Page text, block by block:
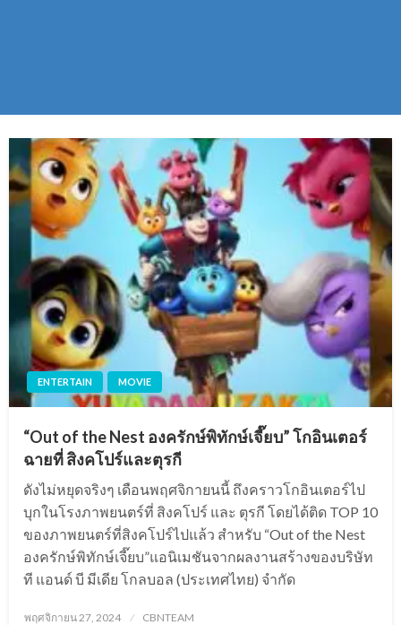
ENTERTAIN MOVIE
“Out of the Nest องครักษ์พิทักษ์เจี๊ยบ” โกอินเตอร์
ฉายที่ สิงคโปร์และตุรกี
ดังไม่หยุดจริงๆ เดือนพฤศจิกายนนี้ ถึงคราวโกอินเตอร์ไป
บุกในโรงภาพยนตร์ที่ สิงคโปร์ และ ตุรกี โดยได้ติด TOP 10
ของภาพยนตร์ที่สิงคโปร์ไปแล้ว สำหรับ “Out of the Nest
องครักษ์พิทักษ์เจี๊ยบ”แอนิเมชันจากผลงานสร้างของบริษัท
ที แอนด์ บี มีเดีย โกลบอล (ประเทศไทย) จำกัด
Posted
พฤศจิกายน 27, 2024 CBNTEAM